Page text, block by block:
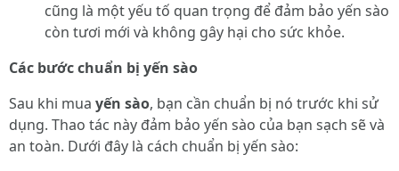
cũng là một yếu tố quan trọng để đảm bảo yến sào
còn tươi mới và không gây hại cho sức khỏe.
Các bước chuẩn bị yến sào
Sau khi mua yến sào, bạn cần chuẩn bị nó trước khi sử
dụng. Thao tác này đảm bảo yến sào của bạn sạch sẽ và
an toàn. Dưới đây là cách chuẩn bị yến sào: